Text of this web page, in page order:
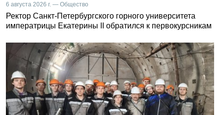
6 августа 2026 г. — Общество
Ректор Санкт-Петербургского горного университета
императрицы Екатерины II обратился к первокурсникам